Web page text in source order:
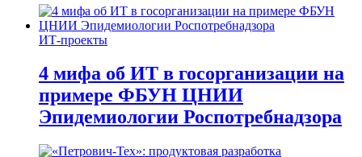
ИТ-проекты
4 мифа об ИТ в госорганизации на
примере ФБУН ЦНИИ
Эпидемиологии Роспотребнадзора